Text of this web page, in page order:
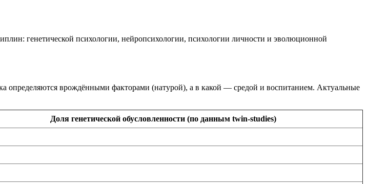
генетической психологии, нейропсихологии, психологии личности и эволюционной
определяются врождёнными факторами (натурой), а в какой — средой и воспитанием. Актуальные
Доля генетической обусловленности (по данным twin-studies)